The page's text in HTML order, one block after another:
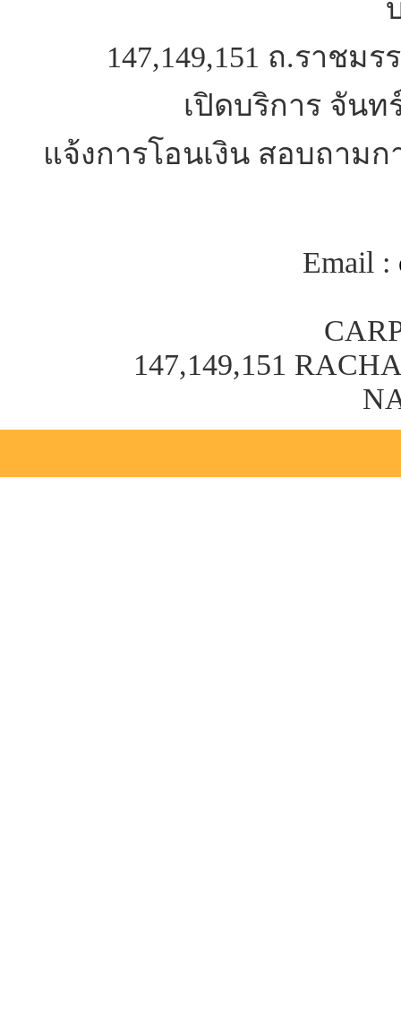
147,149,151 ถ.ราชม
เปิดบริการ จันท
แจ้งการโอนเงิน สอบถามก
Email :
147,149,151